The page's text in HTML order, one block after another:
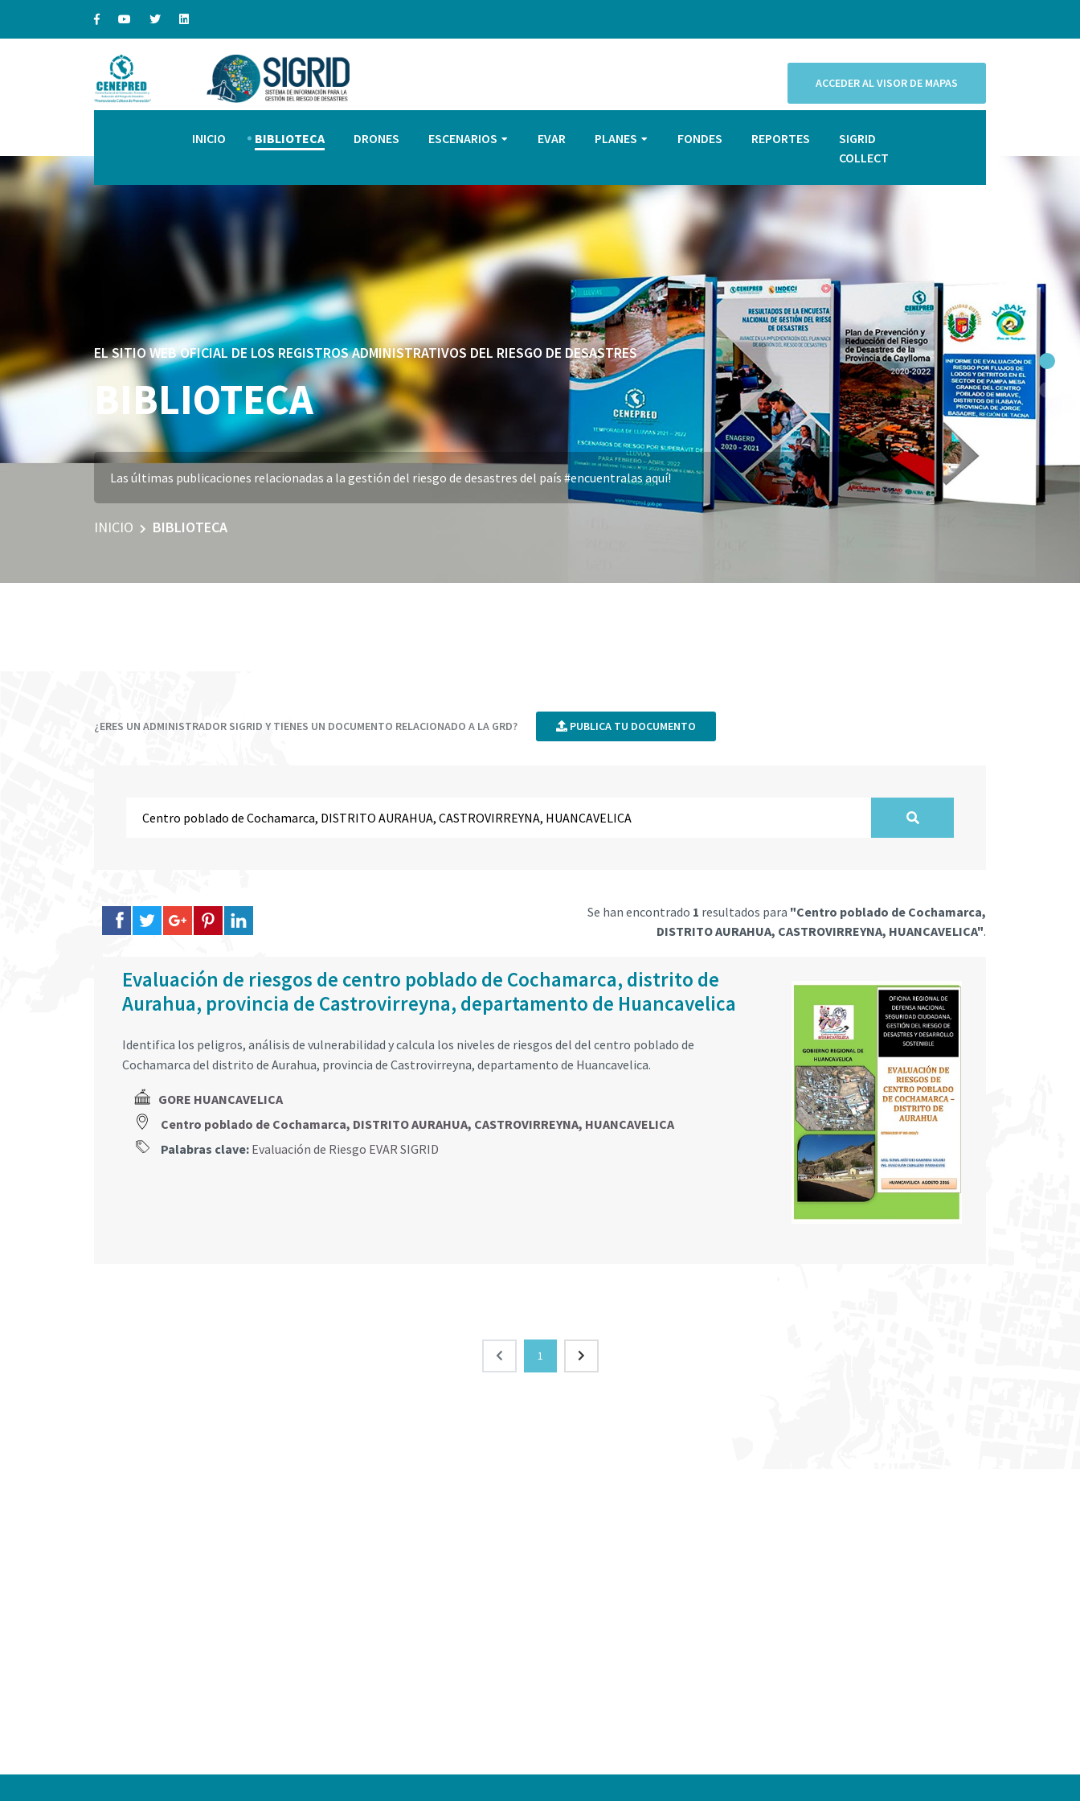
ACCEDER AL VISOR DE MAPAS
INICIO BIBLIOTECA DRONES ESCENARIOS EVAR PLANES FONDES REPORTES
SIGRID
COLLECT
EL SITIO WEB OFICIAL DE LOS REGISTROS ADMINISTRATIVOS DEL RIESGO DE DESASTRES
BIBLIOTECA
Las últimas publicaciones relacionadas a la gestión del riesgo de desastres del país #encuentralas aquí!
INICIO BIBLIOTECA
¿ERES UN ADMINISTRADOR SIGRID Y TIENES UN DOCUMENTO RELACIONADO A LA GRD? PUBLICA TU DOCUMENTO
Se han encontrado 1 resultados para "Centro poblado de Cochamarca,
DISTRITO AURAHUA, CASTROVIRREYNA, HUANCAVELICA".
Evaluación de riesgos de centro poblado de Cochamarca, distrito de
Aurahua, provincia de Castrovirreyna, departamento de Huancavelica
Identifica los peligros, análisis de vulnerabilidad y calcula los niveles de riesgos del del centro poblado de
Cochamarca del distrito de Aurahua, provincia de Castrovirreyna, departamento de Huancavelica.
GORE HUANCAVELICA
Centro poblado de Cochamarca, DISTRITO AURAHUA, CASTROVIRREYNA, HUANCAVELICA
Palabras clave: Evaluación de Riesgo EVAR SIGRID
1